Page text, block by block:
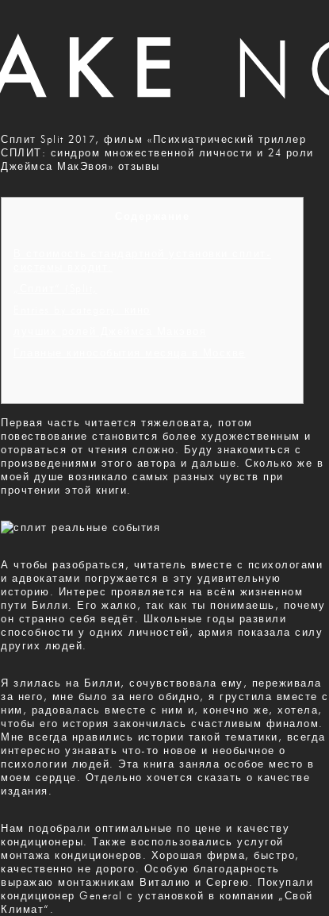
Сплит Split 2017, фильм «Психиатрический триллер
СПЛИТ: синдром множественной личности и 24 роли
Джеймса МакЭвоя» отзывы
Первая часть читается тяжеловата, потом
повествование становится более художественным и
оторваться от чтения сложно. Буду знакомиться с
произведениями этого автора и дальше. Сколько же в
моей душе возникало самых разных чувств при
прочтении этой книги.
А чтобы разобраться, читатель вместе с психологами
и адвокатами погружается в эту удивительную
историю. Интерес проявляется на всём жизненном
пути Билли. Его жалко, так как ты понимаешь, почему
он странно себя ведёт. Школьные годы развили
способности у одних личностей, армия показала силу
других людей.
Я злилась на Билли, сочувствовала ему, переживала
за него, мне было за него обидно, я грустила вместе с
ним, радовалась вместе с ним и, конечно же, хотела,
чтобы его история закончилась счастливым финалом.
Мне всегда нравились истории такой тематики, всегда
интересно узнавать что-то новое и необычное о
психологии людей. Эта книга заняла особое место в
моем сердце. Отдельно хочется сказать о качестве
издания.
Нам подобрали оптимальные по цене и качеству
кондиционеры. Также воспользовались услугой
монтажа кондиционеров. Хорошая фирма, быстро,
качественно не дорого. Особую благодарность
выражаю монтажникам Виталию и Сергею. Покупали
кондиционер General с установкой в компании „Свой
Климат“.